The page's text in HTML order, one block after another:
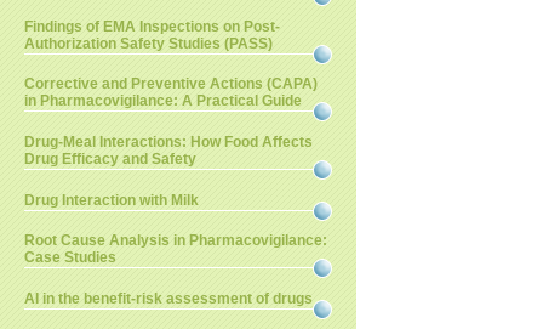
Findings of EMA Inspections on Post-
Authorization Safety Studies (PASS)
Corrective and Preventive Actions (CAPA)
in Pharmacovigilance: A Practical Guide
Drug-Meal Interactions: How Food Affects
Drug Efficacy and Safety
Drug Interaction with Milk
Root Cause Analysis in Pharmacovigilance:
Case Studies
AI in the benefit-risk assessment of drugs